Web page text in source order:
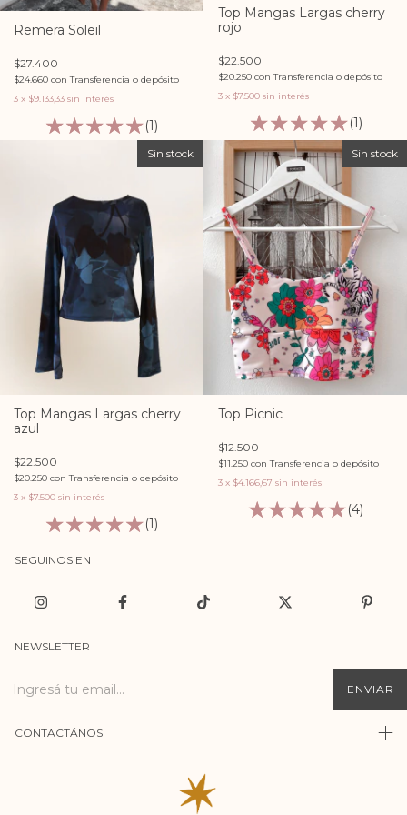
Remera Soleil
$27.400
$24.660 con Transferencia o depósito
3 x $9.133,33 sin interés
(1)
Top Mangas Largas cherry
rojo
$22.500
$20.250 con Transferencia o depósito
3 x $7.500 sin interés
(1)
Sin stock
Top Mangas Largas cherry
azul
$22.500
$20.250 con Transferencia o depósito
3 x $7.500 sin interés
(1)
Sin stock
Top Picnic
$12.500
$11.250 con Transferencia o depósito
3 x $4.166,67 sin interés
(4)
SEGUINOS EN
NEWSLETTER
CONTACTÁNOS